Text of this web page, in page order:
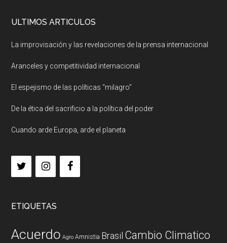
ULTIMOS ARTICULOS
La improvisación y las revelaciones de la prensa internacional
Aranceles y competitividad internacional
El espejismo de las políticas “milagro”
De la ética del sacrificio a la política del poder
Cuando arde Europa, arde el planeta
ETIQUETAS
Acuerdo Agro Amnistia Brasil Cambio Climatico